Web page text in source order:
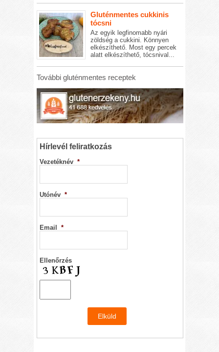
Gluténmentes cukkinis
tócsni
Az egyik legfinomabb nyári
zöldség a cukkini. Könnyen
elkészíthető. Most egy percek
alatt elkészíthető, tócsnival...
További gluténmentes receptek
Hírlevél feliratkozás
Vezetéknév *
Utónév *
Email *
Ellenőrzés